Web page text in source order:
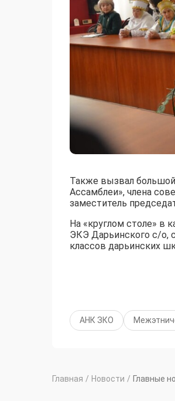
Также вызвал
Ассамблеи», члена
заместитель
На «круглом столе» в
ЭКЭ Дарьинского с/о,
классов дарьинских
АНК ЗКО
Главная / Новости / Главные